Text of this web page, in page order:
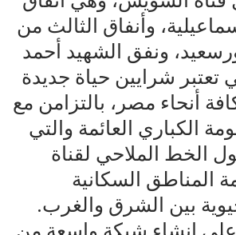
وأنفاق الثالث من
ونفق الشهيد أحمد
والتي تعتبر شرايين حياة جديدة
أنحاء مصر، بالتزامن مع
الكباري العائمة والتي
الخط الملاحي لقناة
المناطق السكانية
بين الشرق والغرب.
إنشاء شبكة واسعة من